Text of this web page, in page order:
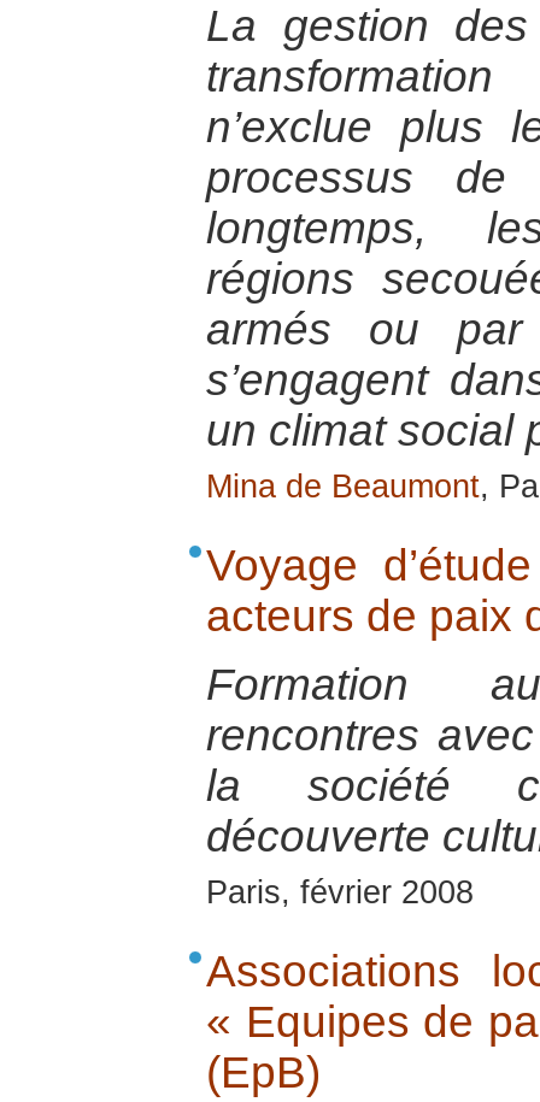
La gestion
n’exclue plus
processus de
longtemps,
régions
armés ou
s’engagent
un climat social
Mina de Beaumont,
Voyage
acteurs de paix
Formation
rencontres
la société
découverte
Paris, février 2008
Associations
« Equipes de
(EpB)